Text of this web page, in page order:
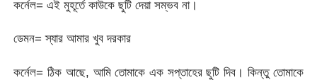
কর্নেল= এই মুহূর্তে কাউকে ছুটি দেয়া সম্ভব না।
ডেমন= স্যার আমার খুব দরকার
কর্নেল= ঠিক আছে, আমি তোমাকে এক সপ্তাহের ছুটি দিব। কিন্তু তোমাকে